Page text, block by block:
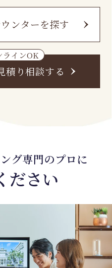
ンターを探す
ラインOK
積り相談する
グ専門のプロに
ださい